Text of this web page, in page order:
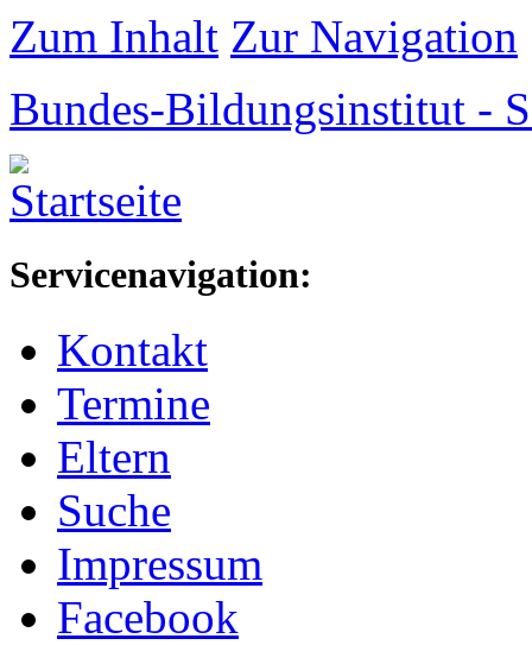
Zum Inhalt Zur Navigation
Bundes-Bildungsinstitut -
Servicenavigation:
Kontakt
Termine
Eltern
Suche
Impressum
Facebook